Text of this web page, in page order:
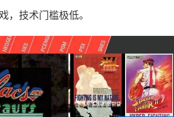
，技术门槛极低。